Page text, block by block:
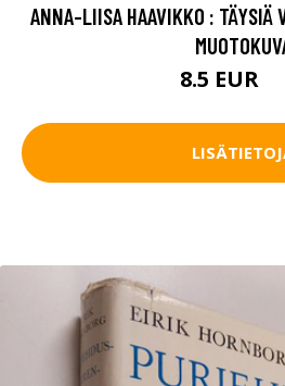
ANNA-LIISA HAAVIKKO : TÄYSIÄ
8.5 EUR